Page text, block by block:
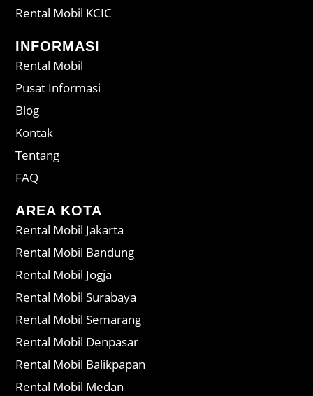
Rental Mobil KCIC
INFORMASI
Rental Mobil
Pusat Informasi
Blog
Kontak
Tentang
FAQ
AREA KOTA
Rental Mobil Jakarta
Rental Mobil Bandung
Rental Mobil Jogja
Rental Mobil Surabaya
Rental Mobil Semarang
Rental Mobil Denpasar
Rental Mobil Balikpapan
Rental Mobil Medan